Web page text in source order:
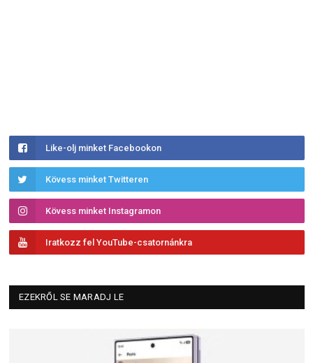
Like-olj minket Facebookon
Kövess minket Twitteren
Kövess minket Instagramon
Iratkozz fel YouTube-csatornánkra
EZEKRŐL SE MARADJ LE